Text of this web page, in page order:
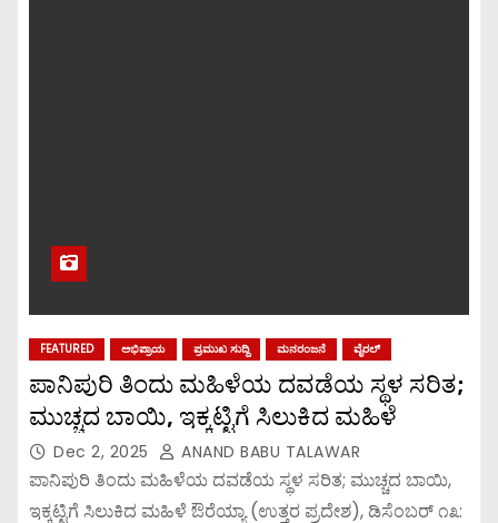
FEATURED ಅಭಿಪ್ರಾಯ ಪ್ರಮುಖ ಸುದ್ದಿ ಮನರಂಜನೆ ವೈರಲ್
ಪಾನಿಪುರಿ ತಿಂದು ಮಹಿಳೆಯ ದವಡೆಯ ಸ್ಥಳ ಸರಿತ;
ಮುಚ್ಚದ ಬಾಯಿ, ಇಕ್ಕಟ್ಟಿಗೆ ಸಿಲುಕಿದ ಮಹಿಳೆ
Dec 2, 2025 ANAND BABU TALAWAR
ಪಾನಿಪುರಿ ತಿಂದು ಮಹಿಳೆಯ ದವಡೆಯ ಸ್ಥಳ ಸರಿತ; ಮುಚ್ಚದ ಬಾಯಿ,
ಇಕ್ಕಟ್ಟಿಗೆ ಸಿಲುಕಿದ ಮಹಿಳೆ ಔರೆಯ್ಯಾ (ಉತ್ತರ ಪ್ರದೇಶ), ಡಿಸೆಂಬರ್ ೧೩: